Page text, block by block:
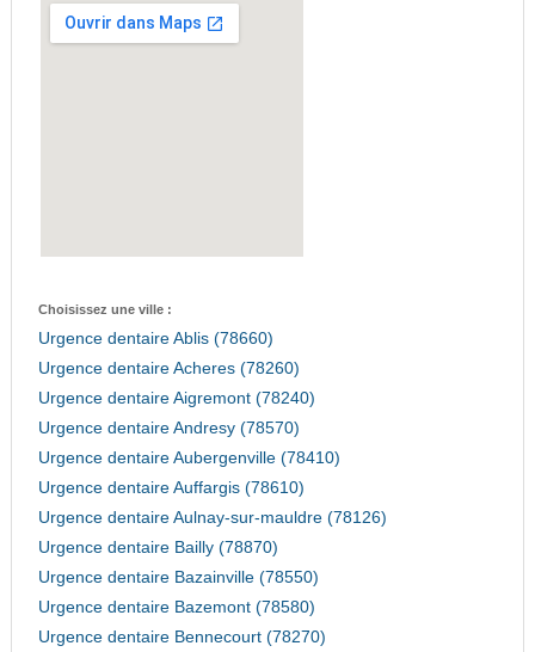
Choisissez une ville :
Urgence dentaire Ablis (78660)
Urgence dentaire Acheres (78260)
Urgence dentaire Aigremont (78240)
Urgence dentaire Andresy (78570)
Urgence dentaire Aubergenville (78410)
Urgence dentaire Auffargis (78610)
Urgence dentaire Aulnay-sur-mauldre (78126)
Urgence dentaire Bailly (78870)
Urgence dentaire Bazainville (78550)
Urgence dentaire Bazemont (78580)
Urgence dentaire Bennecourt (78270)